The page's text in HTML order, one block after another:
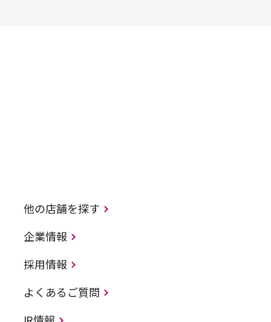
他の店舗を探す
企業情報
採用情報
よくあるご質問